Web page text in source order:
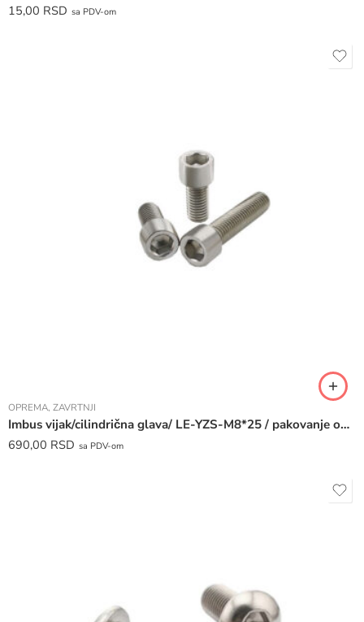
15,00 RSD sa PDV-om
OPREMA, ZAVRTNJI
Imbus vijak/cilindrična glava/ LE-YZS-M8*25 / pakovanje od 50 komada /
690,00 RSD sa PDV-om